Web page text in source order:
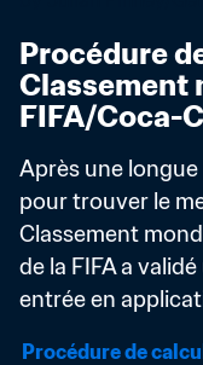
Procédure
Classement
FIFA/Coca-
Après une longue
pour trouver le
Classement
de la FIFA a
entrée en
Procédure de